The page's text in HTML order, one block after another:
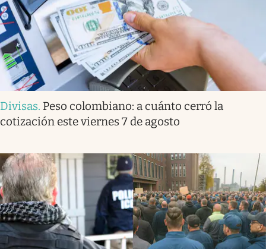
Divisas. Peso colombiano: a cuánto cerró la
cotización este viernes 7 de agosto